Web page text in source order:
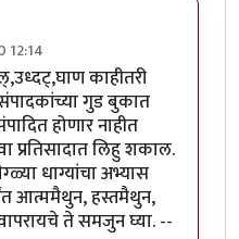
12:14
काहीतरी
गुड बुकात
होणार नाहीत
प्रतिसादात लिहु शकाल.
धाग्यांचा अभ्यास
आत्ममैथुन, हस्तमैथुन,
ते समजुन घ्या. --